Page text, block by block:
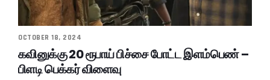
OCTOBER 18, 2024
கவினுக்கு 20 ரூபாய் பிச்சை போட்ட இளம்பெண் –
பிளடி பெக்கர் விளைவு